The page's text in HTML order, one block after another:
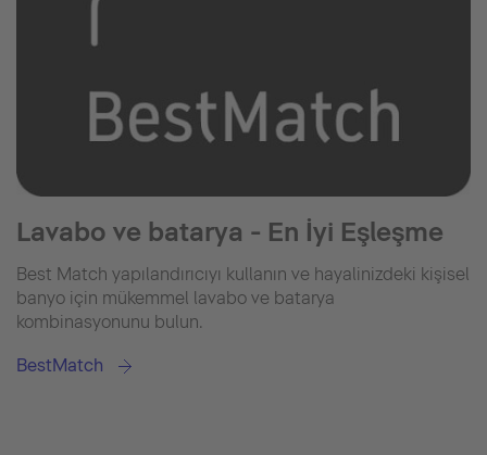
Lavabo ve batarya - En İyi Eşleşme
Best Match yapılandırıcıyı kullanın ve hayalinizdeki kişisel
banyo için mükemmel lavabo ve batarya
kombinasyonunu bulun.
BestMatch